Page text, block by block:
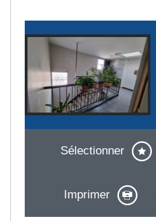
Sélectionner
Imprimer